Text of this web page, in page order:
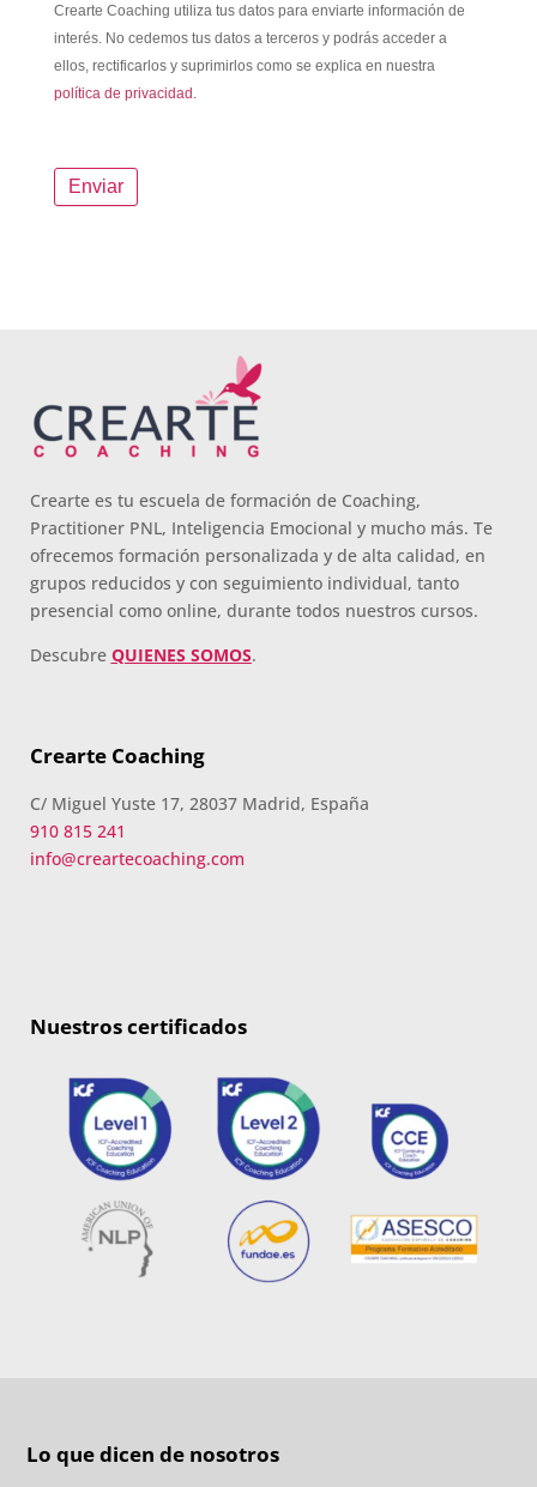
Crearte Coaching utiliza tus datos para enviarte información de
interés. No cedemos tus datos a terceros y podrás acceder a
ellos, rectificarlos y suprimirlos como se explica en nuestra
política de privacidad.
Crearte es tu escuela de formación de Coaching,
Practitioner PNL, Inteligencia Emocional y mucho más. Te
ofrecemos formación personalizada y de alta calidad, en
grupos reducidos y con seguimiento individual, tanto
presencial como online, durante todos nuestros cursos.
Descubre QUIENES SOMOS.
Crearte Coaching
C/ Miguel Yuste 17, 28037 Madrid, España
910 815 241
info@creartecoaching.com
Nuestros certificados
Lo que dicen de nosotros